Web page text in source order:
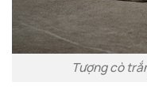
Tượng cò